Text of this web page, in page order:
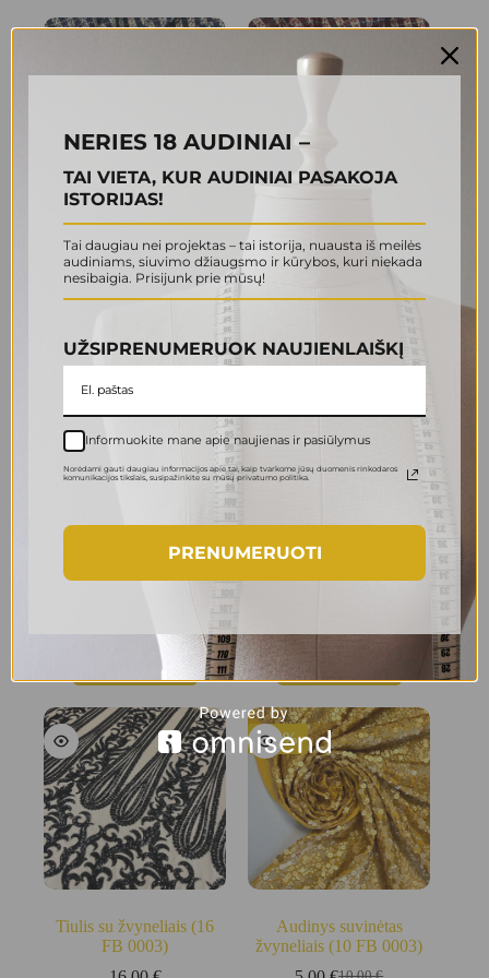
Tvido audinys (KN 0002)
14.00€
Tvido audinys (14 KN
0001)
Žakardas su medvilne (10
10.00€
Į krepšelį
Žakardas su medvilne (10
10.00€
Tiulis su žvyneliais (16
FB 0003)
-50%
Audinys suvinėtas
žvyneliais (10 FB 0003)
NERIES 18 AUDINIAI –
TAI VIETA, KUR AUDINIAI PASAKOJA
ISTORIJAS!
Tai daugiau nei projektas – tai istorija, nuausta iš meilės
audiniams, siuvimo džiaugsmo ir kūrybos, kuri niekada
nesibaigia. Prisijunk prie mūsų!
UŽSIPRENUMERUOK NAUJIENLAIŠKĮ
Informuokite mane apie naujienas ir pasiūlymus
Norėdami gauti daugiau informacijos apie tai, kaip tvarkome jūsų duomenis rinkodaros
komunikacijos tikslais., susipažinkite su mūsų privatumo politika.
PRENUMERUOTI